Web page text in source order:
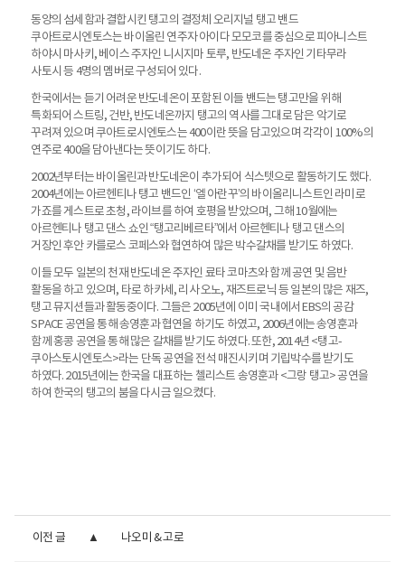
동양의 섬세함과 결합시킨 탱고의 결정체 오리지널 탱고 밴드
쿠아트로시엔토스는 바이올린 연주자 아이다 모모코를 중심으로 피아니스트
하야시 마사키, 베이스 주자인 니시지마 토루, 반도네온 주자인 기타무라
사토시 등 4명의 멤버로 구성되어 있다.
한국에서는 듣기 어려운 반도네온이 포함된 이들 밴드는 탱고만을 위해
특화되어 스트링, 건반, 반도네온까지 탱고의 역사를 그대로 담은 악기로
꾸려져 있으며 쿠아트로시엔토스는 400이란 뜻을 담고있으며 각각이 100%의
연주로 400을 담아낸다는 뜻이기도 하다.
2002년부터는 바이올린과 반도네온이 추가되어 식스텟으로 활동하기도 했다.
2004년에는 아르헨티나 탱고 밴드인 ‘엘 아란꾸’의 바이올리니스트인 라미로
가죠를 게스트로 초청, 라이브를 하여 호평을 받았으며, 그해 10월에는
아르헨티나 탱고 댄스 쇼인 “탱고리베르타”에서 아르헨티나 탱고 댄스의
거장인 후안 카를로스 코페스와 협연하여 많은 박수갈채를 받기도 하였다.
이들 모두 일본의 천재 반도네온 주자인 료타 코마츠와 함께 공연 및 음반
활동을 하고 있으며, 타로 하카세, 리사 오노, 재즈트로닉 등 일본의 많은 재즈,
탱고 뮤지션들과 활동중이다. 그들은 2005년에 이미 국내에서 EBS의 공감
SPACE 공연을 통해 송영훈과 협연을 하기도 하였고, 2006년에는 송영훈과
함께 홍콩 공연을 통해 많은 갈채를 받기도 하였다. 또한, 2014년 <탱고-
쿠아스토시엔토스>라는 단독 공연을 전석 매진시키며 기립박수를 받기도
하였다. 2015년에는 한국을 대표하는 첼리스트 송영훈과 <그랑 탱고> 공연을
하여 한국의 탱고의 붐을 다시금 일으켰다.
이전 글 나오미 & 고로